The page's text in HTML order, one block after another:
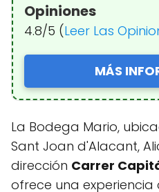
Opiniones
4.8/5 (Leer Las
MÁS
La Bodega Mario,
Sant Joan d'Alacant,
dirección Carrer
ofrece una